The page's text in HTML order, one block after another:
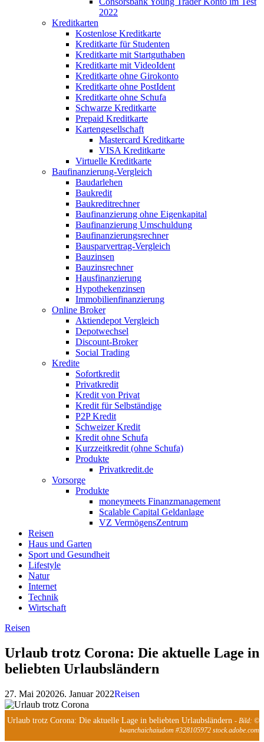
2022
Kreditkarten
Kostenlose Kreditkarte
Kreditkarte für Studenten
Kreditkarte mit Startguthaben
Kreditkarte mit VideoIdent
Kreditkarte ohne Girokonto
Kreditkarte ohne PostIdent
Kreditkarte ohne Schufa
Schwarze Kreditkarte
Prepaid Kreditkarte
Kartengesellschaft
Mastercard Kreditkarte
VISA Kreditkarte
Virtuelle Kreditkarte
Baufinanzierung-Vergleich
Baudarlehen
Baukredit
Baukreditrechner
Baufinanzierung ohne Eigenkapital
Baufinanzierung Umschuldung
Baufinanzierungsrechner
Bausparvertrag-Vergleich
Bauzinsen
Bauzinsrechner
Hausfinanzierung
Hypothekenzinsen
Immobilienfinanzierung
Online Broker
Aktiendepot Vergleich
Depotwechsel
Discount-Broker
Social Trading
Kredite
Sofortkredit
Privatkredit
Kredit von Privat
Kredit für Selbständige
P2P Kredit
Schweizer Kredit
Kredit ohne Schufa
Kurzzeitkredit (ohne Schufa)
Produkte
Privatkredit.de
Vorsorge
Produkte
moneymeets Finanzmanagement
Scalable Capital Geldanlage
VZ VermögensZentrum
Reisen
Haus und Garten
Sport und Gesundheit
Lifestyle
Natur
Internet
Technik
Wirtschaft
Reisen
Urlaub trotz Corona: Die aktuelle Lage in
beliebten Urlaubsländern
27. Mai 202026. Januar 2022Reisen
Urlaub trotz Corona: Die aktuelle Lage in beliebten Urlaubsländern - Bild: ©
kwanchaichaiudom #328105972 stock.adobe.com